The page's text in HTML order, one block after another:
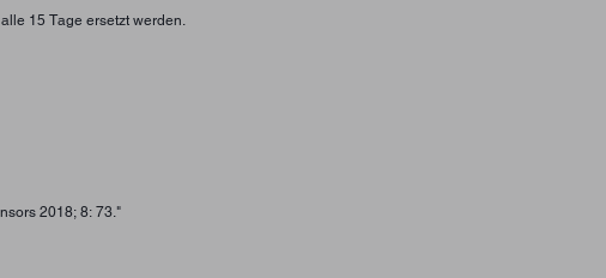
15 Tage ersetzt werden.
2018; 8: 73."